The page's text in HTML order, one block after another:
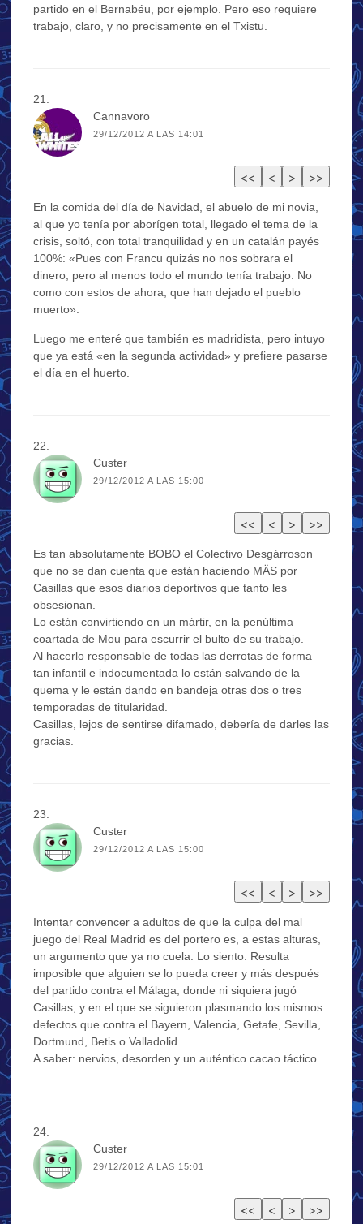
partido en el Bernabéu, por ejemplo. Pero eso requiere
trabajo, claro, y no precisamente en el Txistu.
Cannavoro
29/12/2012 A LAS 14:01
En la comida del día de Navidad, el abuelo de mi novia,
al que yo tenía por aborígen total, llegado el tema de la
crisis, soltó, con total tranquilidad y en un catalán payés
100%: «Pues con Francu quizás no nos sobrara el
dinero, pero al menos todo el mundo tenía trabajo. No
como con estos de ahora, que han dejado el pueblo
muerto».
Luego me enteré que también es madridista, pero intuyo
que ya está «en la segunda actividad» y prefiere pasarse
el día en el huerto.
Custer
29/12/2012 A LAS 15:00
Es tan absolutamente BOBO el Colectivo Desgárroson
que no se dan cuenta que están haciendo MÄS por
Casillas que esos diarios deportivos que tanto les
obsesionan.
Lo están convirtiendo en un mártir, en la penúltima
coartada de Mou para escurrir el bulto de su trabajo.
Al hacerlo responsable de todas las derrotas de forma
tan infantil e indocumentada lo están salvando de la
quema y le están dando en bandeja otras dos o tres
temporadas de titularidad.
Casillas, lejos de sentirse difamado, debería de darles las
gracias.
Custer
29/12/2012 A LAS 15:00
Intentar convencer a adultos de que la culpa del mal
juego del Real Madrid es del portero es, a estas alturas,
un argumento que ya no cuela. Lo siento. Resulta
imposible que alguien se lo pueda creer y más después
del partido contra el Málaga, donde ni siquiera jugó
Casillas, y en el que se siguieron plasmando los mismos
defectos que contra el Bayern, Valencia, Getafe, Sevilla,
Dortmund, Betis o Valladolid.
A saber: nervios, desorden y un auténtico cacao táctico.
Custer
29/12/2012 A LAS 15:01